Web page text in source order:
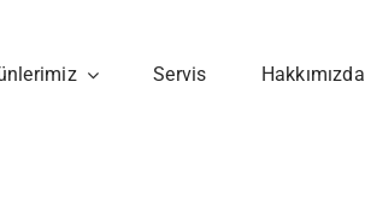
Servis Hakkımızda